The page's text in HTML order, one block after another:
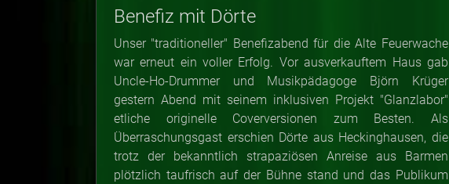
Benefiz mit Dörte
Unser "traditioneller" Benefizabend für die Alte Feuerwache
war erneut ein voller Erfolg. Vor ausverkauftem Haus gab
Uncle-Ho-Drummer und Musikpädagoge Björn Krüger
gestern Abend mit seinem inklusiven Projekt "Glanzlabor"
etliche originelle Coverversionen zum Besten. Als
Überraschungsgast erschien Dörte aus Heckinghausen, die
trotz der bekanntlich strapaziösen Anreise aus Barmen
plötzlich taufrisch auf der Bühne stand und das Publikum